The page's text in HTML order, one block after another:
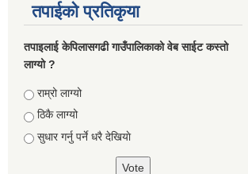
तपाईको प्रतिकृया
तपाइलाई केपिलासगढी गाउँपालिकाको वेब साईट कस्तो
लाग्यो ?
Choices
राम्रो लाग्यो
ठिकै लाग्यो
सुधार गर्नु पर्ने धरै देखियाे